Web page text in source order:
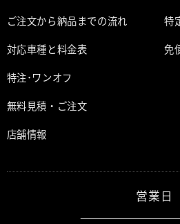
ご注文から納品までの流れ
対応車種と料金表
特注･ワンオフ
無料見積・ご注文
店舗情報
特
免
営業日